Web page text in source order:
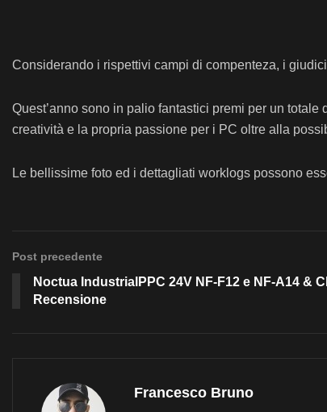
Considerando i rispettivi campi di compenteza, i
Quest’anno sono in palio fantastici premi per un
creatività e la propria passione per i PC oltre alla
Le bellissime foto ed i dettagliati worklogs possono
Post precedente
Noctua IndustrialPPC 24V NF-F12 e NF-A14 &
Recensione
Francesco Bruno